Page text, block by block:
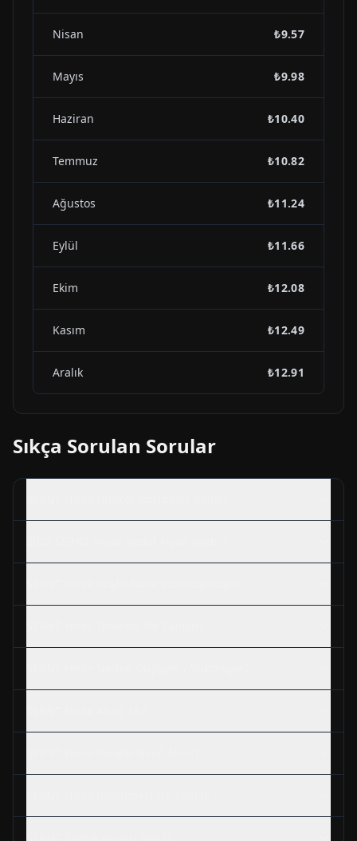
Nisan ₺9.57
Mayıs ₺9.98
Haziran ₺10.40
Temmuz ₺10.82
Ağustos ₺11.24
Eylül ₺11.66
Ekim ₺12.08
Kasım ₺12.49
Aralık ₺12.91
Sıkça Sorulan Sorular